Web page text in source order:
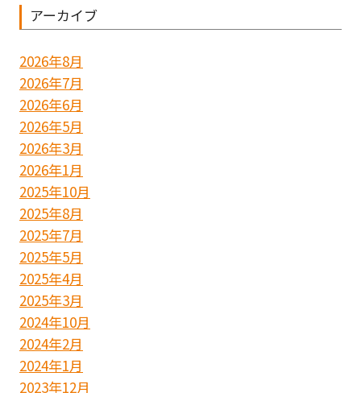
アーカイブ
2026年8月
2026年7月
2026年6月
2026年5月
2026年3月
2026年1月
2025年10月
2025年8月
2025年7月
2025年5月
2025年4月
2025年3月
2024年10月
2024年2月
2024年1月
2023年12月